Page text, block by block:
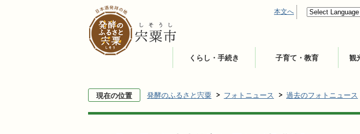
本文へ
くらし・手続き 子育て・教育 観
現在の位置 発酵のふるさと宍粟 フォトニュース 過去のフォトニュース